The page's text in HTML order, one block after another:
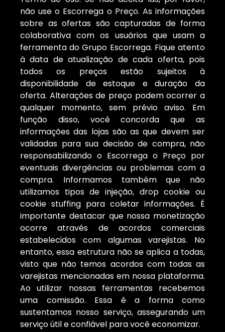
não use o Escorrega o Preço. As informações
sobre as ofertas são capturadas de forma
colaborativa com os usuários que usam a
ferramenta do Grupo Escorrega. Fique atento
à data de atualização de cada oferta, pois
todos os preços estão sujeitos à
disponibilidade de estoque e duração da
oferta. Alterações de preço podem ocorrer a
qualquer momento, sem prévio aviso. Em
função disso, você concorda que as
informações das lojas são as que devem ser
validadas para sua decisão de compra, não
responsabilizando o Escorrega o Preço por
eventuais divergências ou problemas com a
compra. Informamos também que não
utilizamos tipos de injeção, drop cookie ou
cookie stuffing para coletar informações. É
importante destacar que nossa monetização
ocorre através de acordos comerciais
estabelecidos com algumas varejistas. No
entanto, essa estrutura não se aplica a todas,
visto que não temos acordos com todas as
varejistas mencionadas em nossa plataforma.
Ao utilizar nossas ferramentas recebemos
uma comissão. Essa é a forma como
sustentamos nosso serviço, assegurando um
serviço útil e confiável para você economizar.